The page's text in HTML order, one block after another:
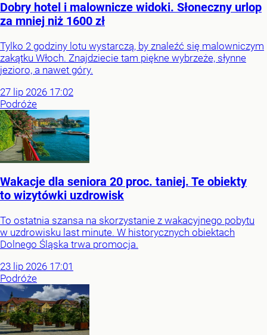
Dobry hotel i malownicze widoki. Słoneczny urlop
za mniej niż 1600 zł
Tylko 2 godziny lotu wystarczą, by znaleźć się malowniczym
zakątku Włoch. Znajdziecie tam piękne wybrzeże, słynne
jezioro, a nawet góry.
27 lip 2026 17:02
Podróże
Wakacje dla seniora 20 proc. taniej. Te obiekty
to wizytówki uzdrowisk
To ostatnia szansa na skorzystanie z wakacyjnego pobytu
w uzdrowisku last minute. W historycznych obiektach
Dolnego Śląska trwa promocja.
23 lip 2026 17:01
Podróże